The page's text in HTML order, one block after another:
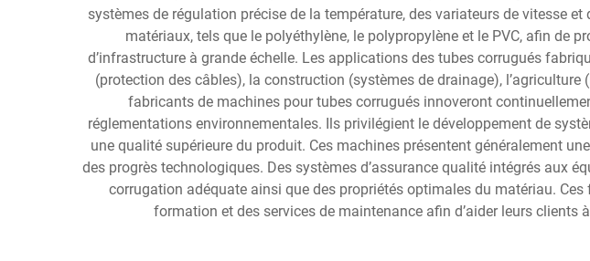
systèmes de régulation précise de la température, des variateurs de vitesse
matériaux, tels que le polyéthylène, le polypropylène et le PVC, afin de
d’infrastructure à grande échelle. Les applications des tubes corrugués
(protection des câbles), la construction (systèmes de drainage),
fabricants de machines pour tubes corrugués innoveront
réglementations environnementales. Ils privilégient le développement de
une qualité supérieure du produit. Ces machines présentent généralement
des progrès technologiques. Des systèmes d’assurance qualité intégrés aux
corrugation adéquate ainsi que des propriétés optimales du matériau.
formation et des services de maintenance afin d’aider leurs